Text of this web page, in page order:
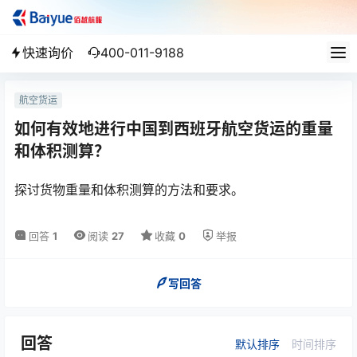
快速询价 400-011-9188
航空货运
如何有效地进行中国到西班牙航空货运的重量
和体积测算？
探讨货物重量和体积测算的方法和要求。
回答 1 阅读 27 收藏 0 举报
写回答
回答 默认排序 时间排序